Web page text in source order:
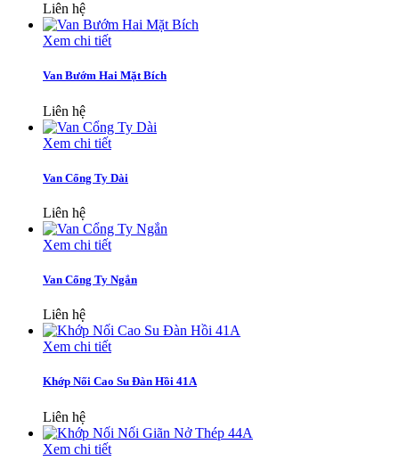
Liên hệ
Xem chi tiết
Van Bướm Hai Mặt Bích
Liên hệ
Xem chi tiết
Van Cổng Ty Dài
Liên hệ
Xem chi tiết
Van Cổng Ty Ngắn
Liên hệ
Xem chi tiết
Khớp Nối Cao Su Đàn Hồi 41A
Liên hệ
Xem chi tiết